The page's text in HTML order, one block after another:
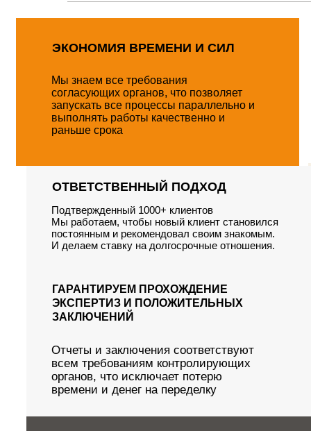
ЭКОНОМИЯ ВРЕМЕНИ И СИЛ
Мы знаем все требования
согласующих органов, что позволяет
запускать все процессы параллельно и
выполнять работы качественно и
раньше срока
ГАРАНТИРУЕМ ПРОХОЖДЕНИЕ
ЭКСПЕРТИЗ И ПОЛОЖИТЕЛЬНЫХ
ЗАКЛЮЧЕНИЙ
Отчеты и заключения соответствуют
всем требованиям контролирующих
органов, что исключает потерю
времени и денег на переделку
ОТВЕТСТВЕННЫЙ ПОДХОД
Подтвержденный 1000+ клиентов
Мы работаем, чтобы новый клиент становился
постоянным и рекомендовал своим знакомым.
И делаем ставку на долгосрочные отношения.